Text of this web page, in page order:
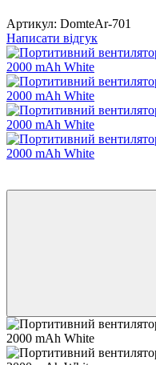
Артикул: DomteAr-701
Написати відгук